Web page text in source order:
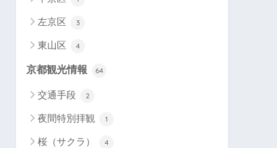
左京区 3
東山区 4
京都観光情報 64
交通手段 2
夜間特別拝観 1
桜（サクラ） 4